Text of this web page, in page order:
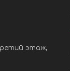
этаж,